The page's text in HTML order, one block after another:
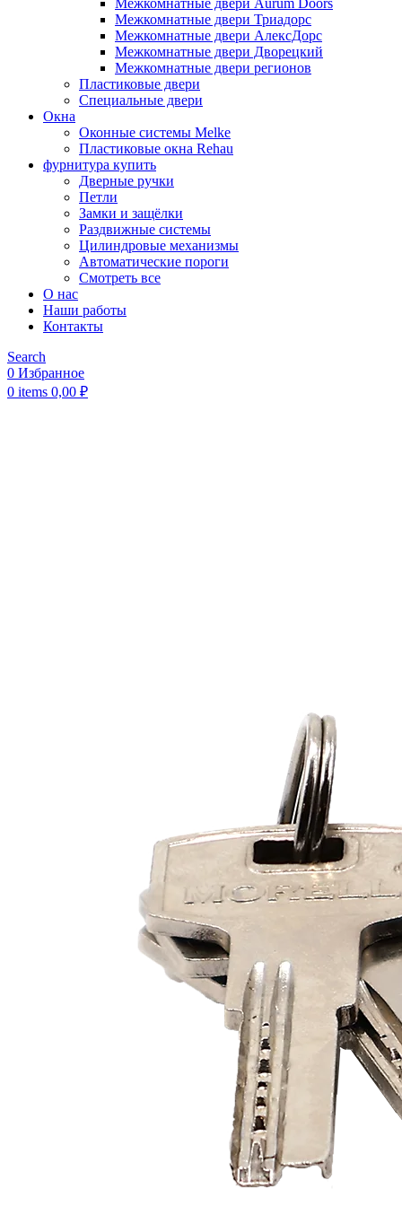
Межкомнатные двери Aurum Doors
Межкомнатные двери Триадорс
Межкомнатные двери АлексДорс
Межкомнатные двери Дворецкий
Межкомнатные двери регионов
Пластиковые двери
Специальные двери
Окна
Оконные системы Melke
Пластиковые окна Rehau
фурнитура купить
Дверные ручки
Петли
Замки и защёлки
Раздвижные системы
Цилиндровые механизмы
Автоматические пороги
Смотреть все
О нас
Наши работы
Контакты
Search
0 Избранное
0 items 0,00 ₽